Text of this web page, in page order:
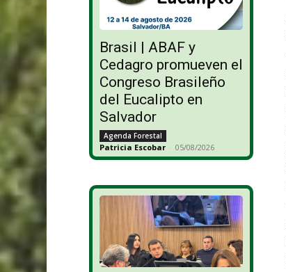
Brasil | ABAF y
Cedagro promueven el
Congreso Brasileño
del Eucalipto en
Salvador
Agenda Forestal
Patricia Escobar - 05/08/2026